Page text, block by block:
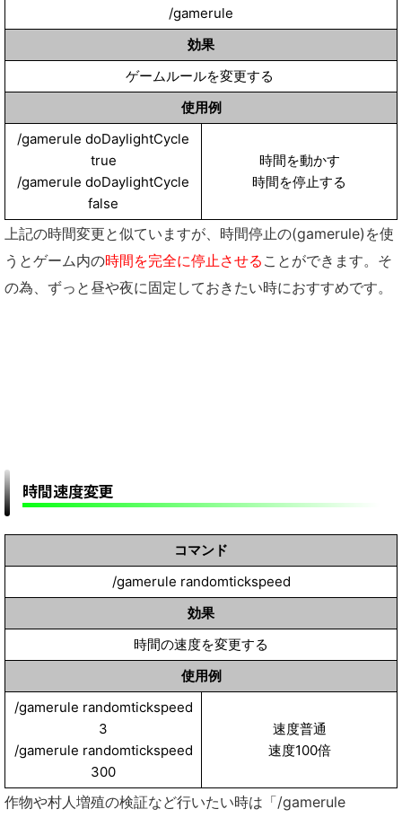
/gamerule
効果
ゲームルールを変更する
使用例
/gamerule doDaylightCycle
true
/gamerule doDaylightCycle
false
時間を動かす
時間を停止する
上記の時間変更と似ていますが、時間停止の(gamerule)を使
うとゲーム内の時間を完全に停止させる ことができます。そ
の為、ずっと昼や夜に固定しておきたい時におすすめです。
時間速度変更
コマンド
/gamerule randomtickspeed
効果
時間の速度を変更する
使用例
/gamerule randomtickspeed
3
/gamerule randomtickspeed
300
速度普通
速度100倍
作物や村人増殖の検証など行いたい時は「/gamerule